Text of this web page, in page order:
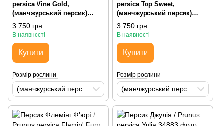
persica Vine Gold,
(манчжурський персик)
H150-200 St60-80 С20 AirPot
3 750 грн
В наявності
Купити
Розмір рослини
persica Top Sweet,
(манчжурський персик)
H150-200 St60-80 С20 AirPot
3 750 грн
В наявності
Купити
Розмір рослини